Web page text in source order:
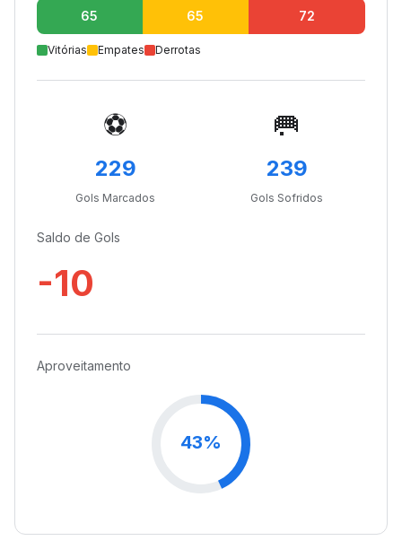
65 65 72
Vitórias Empates Derrotas
⚽
229
Gols Marcados
🥅
239
Gols Sofridos
Saldo de Gols
-10
Aproveitamento
43%